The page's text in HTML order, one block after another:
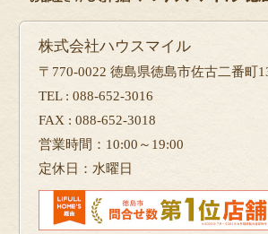
株式会社ハウスマイル
〒770-0022 徳島県徳島市佐古二番町
TEL : 088-652-3016
FAX : 088-652-3018
営業時間：10:00～19:00
定休日：水曜日